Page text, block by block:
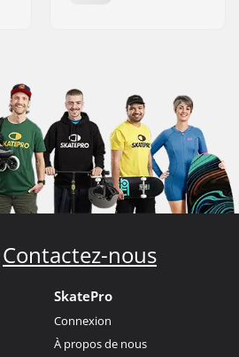
Contactez-nous
SkatePro
Connexion
À propos de nous